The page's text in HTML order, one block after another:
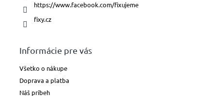
https://www.facebook.com/fixujeme
fixy.cz
Informácie pre vás
Všetko o nákupe
Doprava a platba
Náš príbeh